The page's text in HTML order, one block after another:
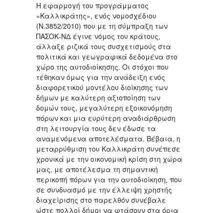
Η εφαρμογή του προγράμματος
«Καλλικράτης», ενός νομοσχέδιου
(N.3852/2010) που με τη σύμπραξη των
ΠΑΣΟΚ-ΝΔ έγινε νόμος του κράτους,
άλλαξε ριζικά τους συσχετισμούς στα
πολιτικά και γεωγραφικά δεδομένα στο
χώρο της αυτοδιοίκησης. Οι στόχοι που
τέθηκαν όμως για την ανάδειξη ενός
διαφορετικού μοντέλου διοίκησης των
δήμων με καλύτερη αξιοποίηση των
δομών τους, μεγαλύτερη εξοικονόμηση
πόρων και μια ευρύτερη αναδιάρθρωση
στη λειτουργία τους δεν έδωσε τα
αναμενόμενα αποτελέσματα. Βέβαια, η
μεταρρύθμιση του Καλλικράτη συνέπεσε
χρονικά με την οικονομική κρίση στη χώρα
μας, με αποτέλεσμα τη σημαντική
περικοπή πόρων για την αυτοδιοίκηση, που
σε συνδυασμό με την έλλειψη χρηστής
διαχείρισης στο παρελθόν συνέβαλε
ώστε πολλοί δήμοι να φτάσουν στα όρια